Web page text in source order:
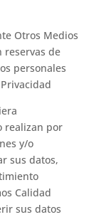
Otros Medios
reservas de
personales
realizan por
y/o
sus datos,
Calidad
sus datos